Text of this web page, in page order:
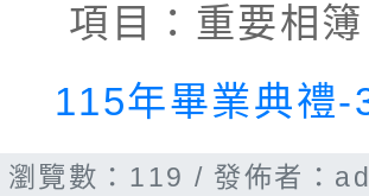
項目： 重要相簿
115年畢業典禮-
瀏覽數：119 發佈者：